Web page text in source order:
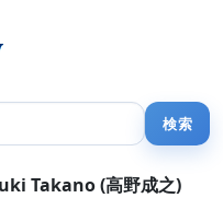
Takano (高野成之)